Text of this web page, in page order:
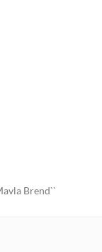
Brend``